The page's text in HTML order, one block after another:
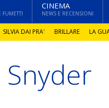
FUMETTI
CINEMA
NEWS E RECENSIONI
SILVIA DAI PRA' BRILLARE LA
Snyder